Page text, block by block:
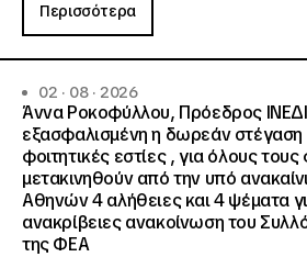
Περισσότερα
02 · 08 · 2026
Άννα Ροκοφύλλου, Πρόεδρος
εξασφαλισμένη η δωρεάν στέγαση
φοιτητικές εστίες , για όλους
μετακινηθούν από την υπό
Αθηνών 4 αλήθειες και 4 ψέματα
ανακρίβειες ανακοίνωση του
της ΦΕΑ